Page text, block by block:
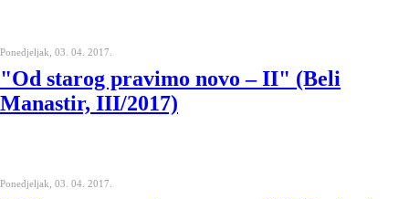
Ponedjeljak, 03. 04. 2017.
"Od starog pravimo novo – II" (Beli
Manastir, III/2017)
Ponedjeljak, 03. 04. 2017.